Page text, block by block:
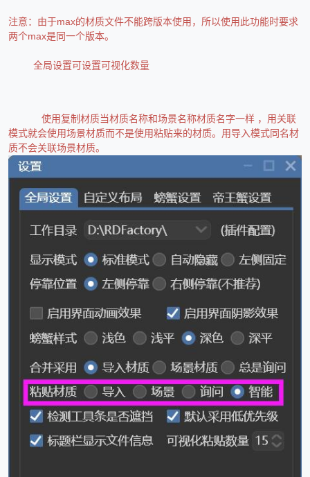
注意：由于max的材质文件不能跨版本使用，所以使用此功能时要求
两个max是同一个版本。
全局设置可设置可视化数量
使用复制材质当材质名称和场景名称材质名字一样 ，用关联
模式就会使用场景材质而不是使用粘贴来的材质。用导入模式同名材
质不会关联场景材质。